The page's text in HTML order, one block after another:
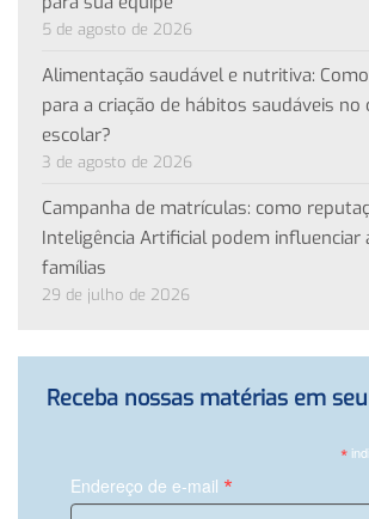
5 de agosto de 2026
Alimentação saudável e nutritiva:
para a criação de hábitos saudáveis no
escolar?
3 de agosto de 2026
Campanha de matrículas: como
Inteligência Artificial podem influenciar
famílias
29 de julho de 2026
Receba nossas matérias em
*
Endereço de e-mail *